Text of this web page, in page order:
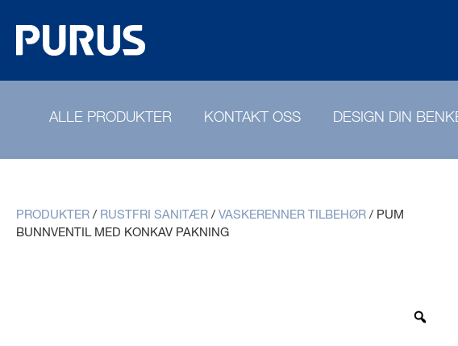
ALLE PRODUKTER KONTAKT OSS DESIGN DIN
PRODUKTER / RUSTFRI SANITÆR / VASKERENNER TILBEHØR / PUM
BUNNVENTIL MED KONKAV PAKNING